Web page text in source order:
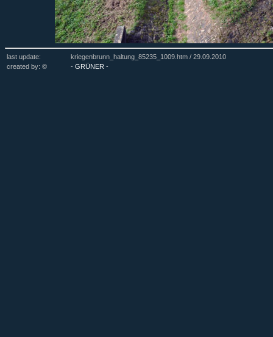
last update: kriegenbrunn_haltung_85235_1009.htm / 29.09.2010
created by: ©
- GRÜNER -